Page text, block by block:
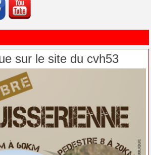
sur le site du cvh53